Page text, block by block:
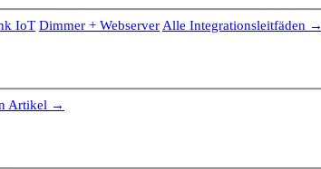
IoT Dimmer + Webserver Alle Integrationsleitfäden →
Artikel →